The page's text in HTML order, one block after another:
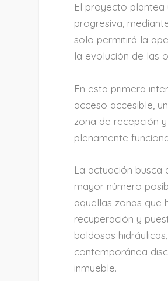
El proyecto plantea
progresiva,
solo permitirá la
la evolución de las
En esta primera
acceso accesible,
zona de recepción
plenamente
La actuación busca
mayor número
aquellas zonas que
recuperación y
baldosas
contemporánea
inmueble.